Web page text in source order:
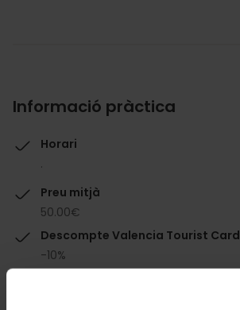
Informació pràctica
Horari
.
Preu mitjà
50.00€
Descompte Valencia Tourist Card
-10%